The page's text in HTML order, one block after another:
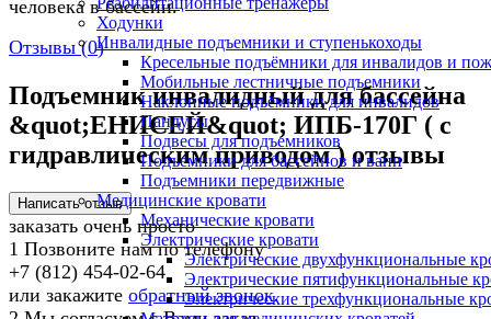
Ходунки
Инвалидные подъемники и ступенькоходы
Кресельные подъёмники для инвалидов и
Мобильные лестничные подъемники
Наклонные подъёмники для инвалидов
Пандусы
Подвесы для подъемников
Подъемники для бассейнов и ванн
Подъемники передвижные
Медицинские кровати
Механические кровати
Электрические кровати
Электрические двухфункциональные
Электрические пятифункциональные
Электрические трехфункциональные
человека в бассейн.
Отзывы (0)
Подъемник инвалидный для бассейна
&quot;ЕНИСЕЙ&quot; ИПБ-170Г ( с
гидравлическим приводом ) отзывы
заказать очень просто
1 Позвоните нам по телефону
+7 (812) 454-02-64
или закажите обратный звонок.